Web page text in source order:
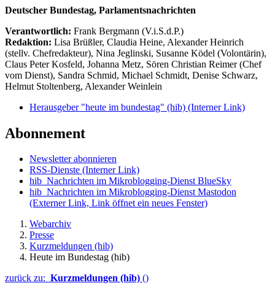
Deutscher Bundestag, Parlamentsnachrichten
Verantwortlich: Frank Bergmann (V.i.S.d.P.)
Redaktion: Lisa Brüßler, Claudia Heine, Alexander Heinrich
(stellv. Chefredakteur), Nina Jeglinski, Susanne Ködel (Volontärin),
Claus Peter Kosfeld, Johanna Metz, Sören Christian Reimer (Chef
vom Dienst), Sandra Schmid, Michael Schmidt, Denise Schwarz,
Helmut Stoltenberg, Alexander Weinlein
Herausgeber "heute im bundestag" (hib) (Interner Link)
Abonnement
Newsletter abonnieren
RSS-Dienste (Interner Link)
hib_Nachrichten im Mikroblogging-Dienst BlueSky
hib_Nachrichten im Mikroblogging-Dienst Mastodon
(Externer Link, Link öffnet ein neues Fenster)
Webarchiv
Presse
Kurzmeldungen (hib)
Heute im Bundestag (hib)
zurück zu: Kurzmeldungen (hib) ()